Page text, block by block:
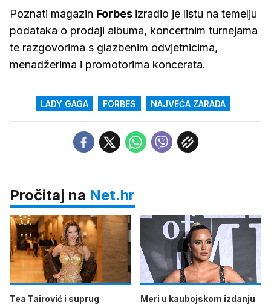
Poznati magazin Forbes izradio je listu na temelju
podataka o prodaji albuma, koncertnim turnejama
te razgovorima s glazbenim odvjetnicima,
menadžerima i promotorima koncerata.
LADY GAGA FORBES NAJVEĆA ZARADA
Pročitaj na Net.hr
Tea Tairović i suprug
Meri u kaubojskom izdanju